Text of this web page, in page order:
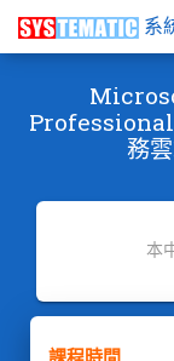
系
Professional
務
本